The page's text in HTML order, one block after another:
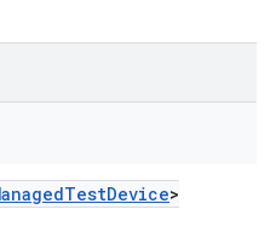
TestDevice>